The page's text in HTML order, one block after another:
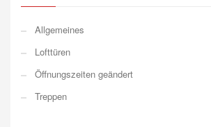
Allgemeines
Lofttüren
Öffnungszeiten geändert
Treppen